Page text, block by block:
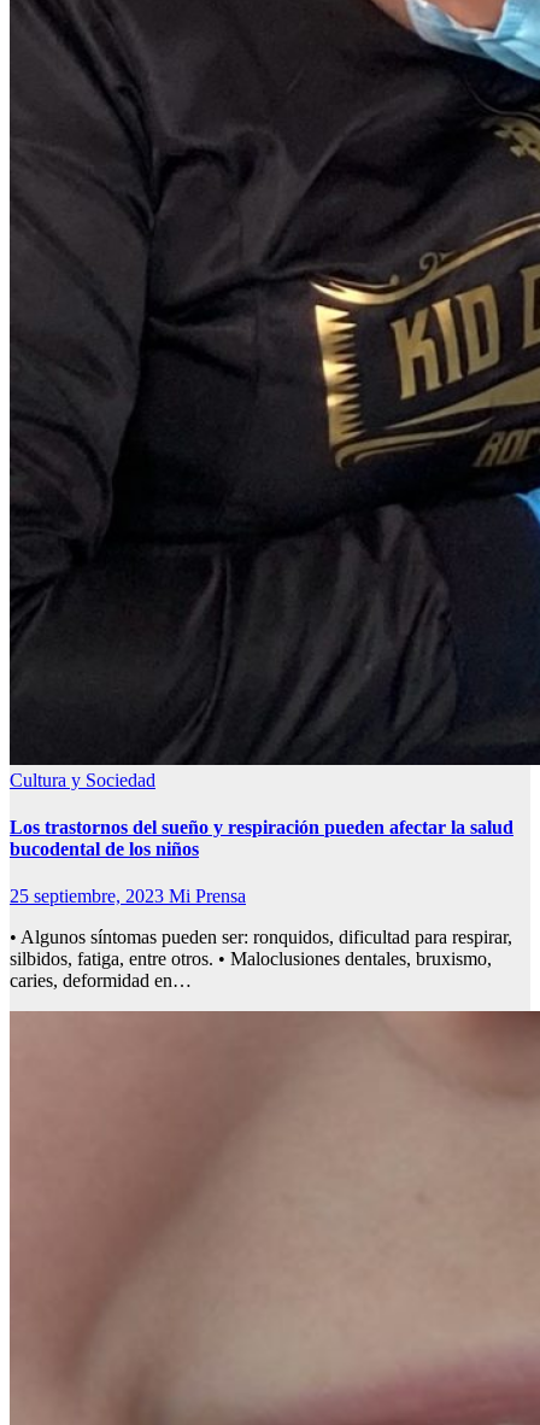
Cultura y Sociedad
Los trastornos del sueño y respiración pueden afectar la salud
bucodental de los niños
25 septiembre, 2023 Mi Prensa
• Algunos síntomas pueden ser: ronquidos, dificultad para respirar,
silbidos, fatiga, entre otros. • Maloclusiones dentales, bruxismo,
caries, deformidad en…